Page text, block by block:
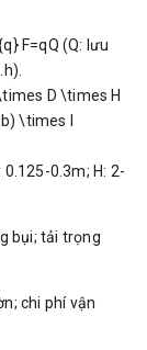
F=qQ (Q: lưu
D \times H
\times l
0.125-0.3m; H: 2-
bụi; tải trọng
chi phí vận